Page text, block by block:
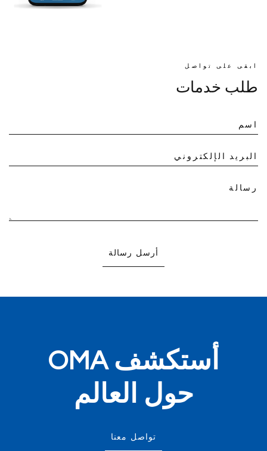
ابقى على تواصل
طلب خدمات
اسم
البريد الإلكتروني
رسالة
أرسل رسالة
أستكشف OMA
حول العالم
تواصل معنا